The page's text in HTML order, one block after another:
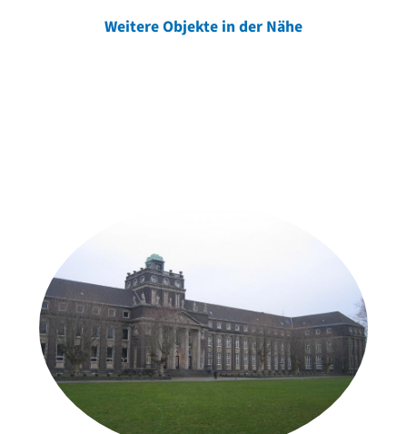
Weitere Objekte in der Nähe